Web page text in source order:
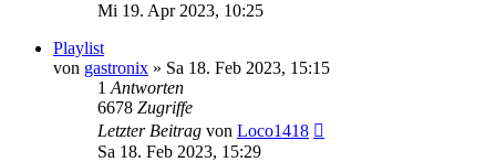
Mi 19. Apr 2023, 10:25
Playlist
von gastronix » Sa 18. Feb 2023, 15:15
1 Antworten
6678 Zugriffe
Letzter Beitrag von Loco1418
Sa 18. Feb 2023, 15:29